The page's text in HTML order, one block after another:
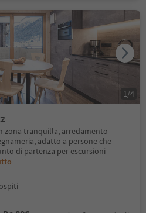
zona tranquilla, arredamento
adatto a persone che
di partenza per escursioni
1/4